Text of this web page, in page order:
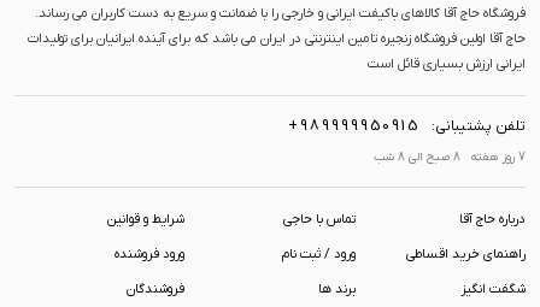
فروشگاه حاج آقا کالاهای باکیفت ایرانی و خارجی را با ضمانت و سریع به دست کاربران می رساند.
حاج آقا اولین فروشگاه زنجیره تامین اینترنتی در ایران می باشد که برای آینده ایرانیان برای تولیدات
ایرانی ارزش بسیاری قائل است
تلفن پشتیبانی: +989999950915
7 روز هفته 8 صبح الی 8 شب
درباره حاج آقا تماس با حاجی شرایط و قوانین
راهنمای خرید اقساطی ورود / ثبت نام ورود فروشنده
شگفت انگیز برند ها فروشندگان